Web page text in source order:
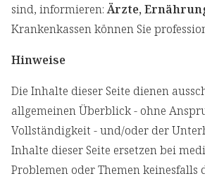
sind, informieren:Ärzte,
Krankenkassen können Sie
Hinweise
Die Inhalte dieser Seite dienen
allgemeinen Überblick - ohne
Vollständigkeit - und/oder der
Inhalte dieser Seite ersetzen bei
Problemen oder Themen keinesfalls